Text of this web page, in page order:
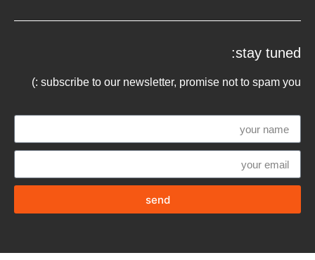
stay tuned:
subscribe to our newsletter, promise not to spam you :)
send